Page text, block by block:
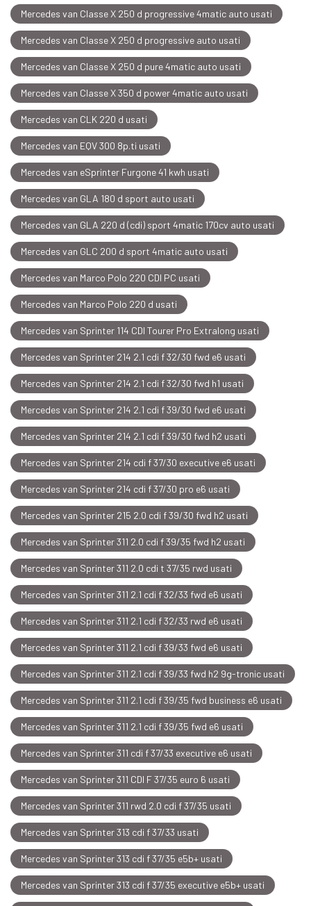
Mercedes van Classe X 250 d progressive 4matic auto usati
Mercedes van Classe X 250 d progressive auto usati
Mercedes van Classe X 250 d pure 4matic auto usati
Mercedes van Classe X 350 d power 4matic auto usati
Mercedes van CLK 220 d usati
Mercedes van EQV 300 8p.ti usati
Mercedes van eSprinter Furgone 41 kwh usati
Mercedes van GLA 180 d sport auto usati
Mercedes van GLA 220 d (cdi) sport 4matic 170cv auto usati
Mercedes van GLC 200 d sport 4matic auto usati
Mercedes van Marco Polo 220 CDI PC usati
Mercedes van Marco Polo 220 d usati
Mercedes van Sprinter 114 CDI Tourer Pro Extralong usati
Mercedes van Sprinter 214 2.1 cdi f 32/30 fwd e6 usati
Mercedes van Sprinter 214 2.1 cdi f 32/30 fwd h1 usati
Mercedes van Sprinter 214 2.1 cdi f 39/30 fwd e6 usati
Mercedes van Sprinter 214 2.1 cdi f 39/30 fwd h2 usati
Mercedes van Sprinter 214 cdi f 37/30 executive e6 usati
Mercedes van Sprinter 214 cdi f 37/30 pro e6 usati
Mercedes van Sprinter 215 2.0 cdi f 39/30 fwd h2 usati
Mercedes van Sprinter 311 2.0 cdi f 39/35 fwd h2 usati
Mercedes van Sprinter 311 2.0 cdi t 37/35 rwd usati
Mercedes van Sprinter 311 2.1 cdi f 32/33 fwd e6 usati
Mercedes van Sprinter 311 2.1 cdi f 32/33 rwd e6 usati
Mercedes van Sprinter 311 2.1 cdi f 39/33 fwd e6 usati
Mercedes van Sprinter 311 2.1 cdi f 39/33 fwd h2 9g-tronic usati
Mercedes van Sprinter 311 2.1 cdi f 39/35 fwd business e6 usati
Mercedes van Sprinter 311 2.1 cdi f 39/35 fwd e6 usati
Mercedes van Sprinter 311 cdi f 37/33 executive e6 usati
Mercedes van Sprinter 311 CDI F 37/35 euro 6 usati
Mercedes van Sprinter 311 rwd 2.0 cdi f 37/35 usati
Mercedes van Sprinter 313 cdi f 37/33 usati
Mercedes van Sprinter 313 cdi f 37/35 e5b+ usati
Mercedes van Sprinter 313 cdi f 37/35 executive e5b+ usati